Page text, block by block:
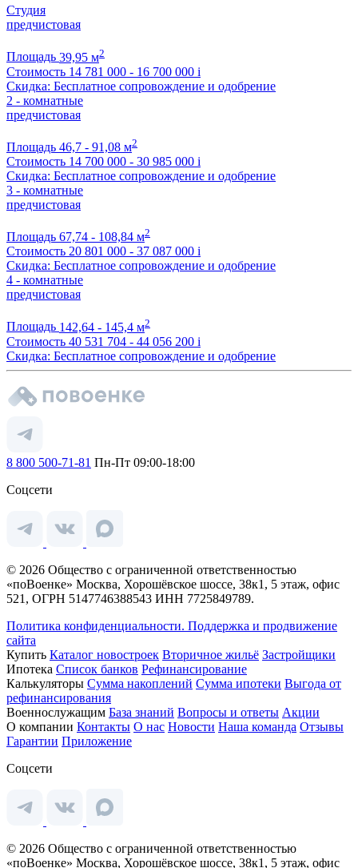
Студия
предчистовая
Площадь 39,95 м2
Стоимость 14 781 000 - 16 700 000 i
Скидка: Бесплатное сопровождение и одобрение
2 - комнатные
предчистовая
Площадь 46,7 - 91,08 м2
Стоимость 14 700 000 - 30 985 000 i
Скидка: Бесплатное сопровождение и одобрение
3 - комнатные
предчистовая
Площадь 67,74 - 108,84 м2
Стоимость 20 801 000 - 37 087 000 i
Скидка: Бесплатное сопровождение и одобрение
4 - комнатные
предчистовая
Площадь 142,64 - 145,4 м2
Стоимость 40 531 704 - 44 056 200 i
Скидка: Бесплатное сопровождение и одобрение
8 800 500-71-81 Пн-Пт 09:00-18:00
Соцсети
© 2026 Общество с ограниченной ответственностью
«поВоенке» Москва, Хорошёвское шоссе, 38к1, 5 этаж, офис
521, ОГРН 5147746388543 ИНН 7725849789.
Политика конфиденциальности. Поддержка и продвижение
сайта
Купить Каталог новостроек Вторичное жильё Застройщики
Ипотека Список банков Рефинансирование
Калькуляторы Сумма накоплений Сумма ипотеки Выгода от
рефинансирования
Военнослужащим База знаний Вопросы и ответы Акции
О компании Контакты О нас Новости Наша команда Отзывы
Гарантии Приложение
Соцсети
© 2026 Общество с ограниченной ответственностью
«поВоенке» Москва, Хорошёвское шоссе, 38к1, 5 этаж, офис